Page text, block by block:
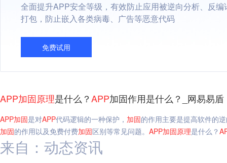
全面提升APP安全等级，有效防止应用被逆向分析、反编
打包，防止嵌入各类病毒、广告等恶意代码
免费试用
APP加固原理是什么？APP加固作用是什么？_网易易盾
APP加固是对APP代码逻辑的一种保护， 加固的作用主要是提高软件的
加固的作用以及免费付费加固区别等常见问题。 APP加固原理是什么？
来自：动态资讯